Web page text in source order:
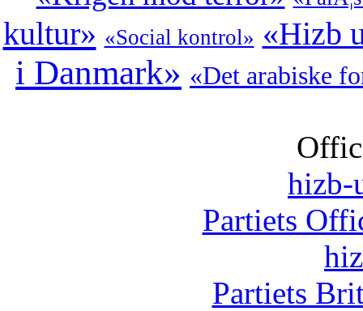
kultur» «Social kontrol» «Hizb
i Danmark» «Det arabiske
hizb-
Partiets
Partiets